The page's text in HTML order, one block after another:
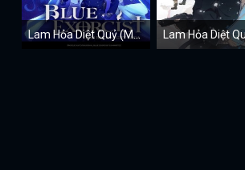
Lam Hỏa Diệt Quỷ (Mùa 5)